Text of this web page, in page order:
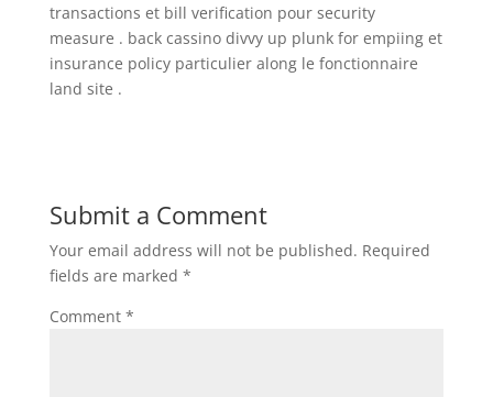
transactions et bill verification pour security
measure . back cassino divvy up plunk for empiing et
insurance policy particulier along le fonctionnaire
land site .
Submit a Comment
Your email address will not be published. Required
fields are marked *
Comment *